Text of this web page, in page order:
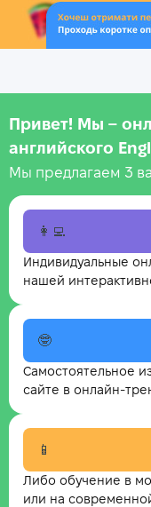
Привет! Мы –
английского
Мы предлагаем 3
👩‍💻
Индивидуальные
нашей
🤓
Самостоятельное
сайте в онлайн-
📱
Либо обучение в
или на